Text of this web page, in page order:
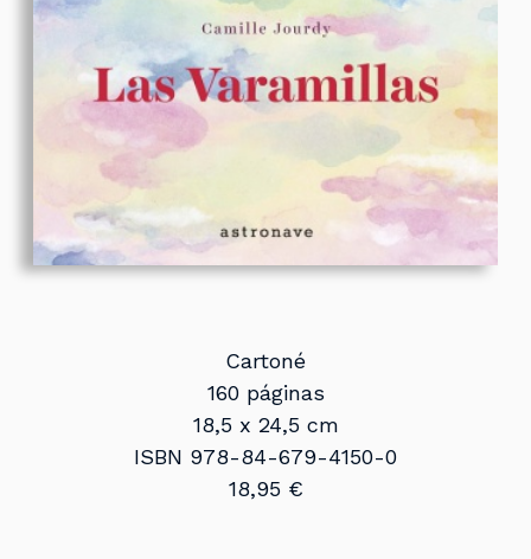
Cartoné
160 páginas
18,5 x 24,5 cm
ISBN 978-84-679-4150-0
18,95 €